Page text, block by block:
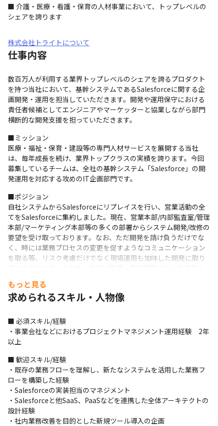
■ 介護・医療・看護・保育の人材事業において、トップレベルの
シェアを誇ります
株式会社トライトについて
仕事内容
数百万人が利用する業界トップレベルのシェアを誇るプロダクト
を持つ当社において、基幹システムであるSalesforceに関する企
画開発・運用を担当していただきます。開発や運用保守における
責任者候補としてエンジニアやマーケッターと協業しながら部門
横断的な開発支援を担っていただきます。
■ミッション
医療・福祉・保育・建設等の専門人材サービスを展開する当社
は、毎年成長を続け、業界トップクラスの実績を誇ります。今回
募集しているチームは、全社の基幹システム「Salesforce」の開
発運用を対応する攻めのIT企画部門です。
■ポジション
自社システムからSalesforceにリプレイスを行い、営業活動の全
てをSalesforceに集約しました。現在、営業本部/内部監査室/管理
本部/マーケティング本部等の多くの部署からシステム開発/改修の
要望を受け取っております。なお、ただ開発を請け負うだけでな
く、時には業務プロセスの変更を促すようなコミュニケーション
を取る等、リスク考慮だけでなく現場運用も加味した開発に取り
■ 詳細
・プロジェクト進捗報告をはじめとするプロジェクトマネジメン
ト
・Salesforce開発環境整備・管理支援・運用保守
・顧客業務要件とシステム要件整理、システム/機能/非機能設計お
よび開発・実装
・開発推進支援（開発PMO：技術支援、進捗・課題管理他）
・コーポレート部門と連携した営業活動や各種数値の可視化
・データ移行、データメンテナンス支援
・運用業務改善提案、施策推進のリード
※システム開発のみ外部委託（一部社内）しており、開発以外は
すべて自社チームで対応しています。
もっと見る
求められるスキル・人物像
■ 必須スキル/経験
・事業会社などにおけるプロジェクトマネジメント運用経験　2年
以上
■ 歓迎スキル/経験
・既存の業務フローを理解し、新たなシステムを活用した業務フ
ローを構築した経験
・Salesforceの実装担当のマネジメント
・Salesforceと他SaaS、PaaSなどを連携した全体アーキテクトの
設計経験
・社内業務改善を目的とした新規ツール導入の企画